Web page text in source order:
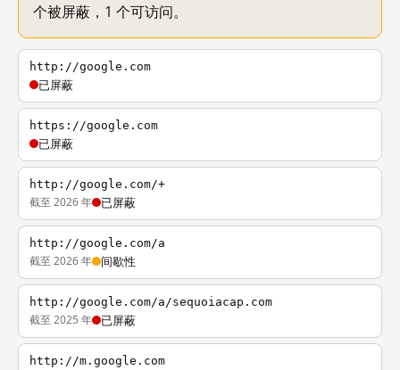
个被屏蔽，1 个可访问。
http://google.com
已屏蔽
https://google.com
已屏蔽
http://google.com/+
截至 2026 年 已屏蔽
http://google.com/a
截至 2026 年 间歇性
http://google.com/a/sequoiacap.com
截至 2025 年 已屏蔽
http://m.google.com